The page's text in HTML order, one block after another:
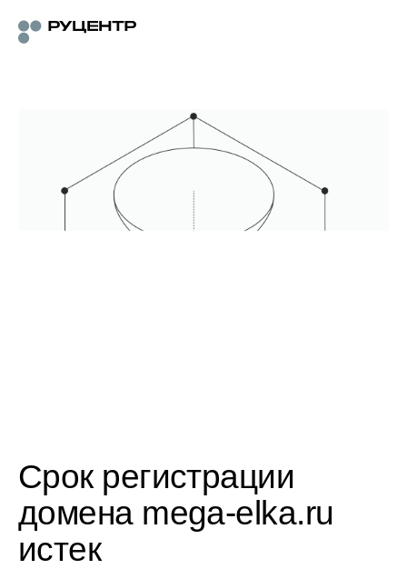
Срок регистрации
домена mega-elka.ru
истек